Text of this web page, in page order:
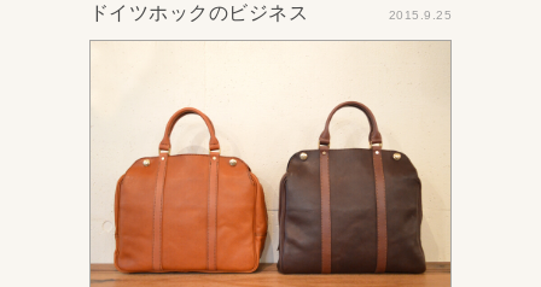
ドイツホックのビジネス 2015.9.25